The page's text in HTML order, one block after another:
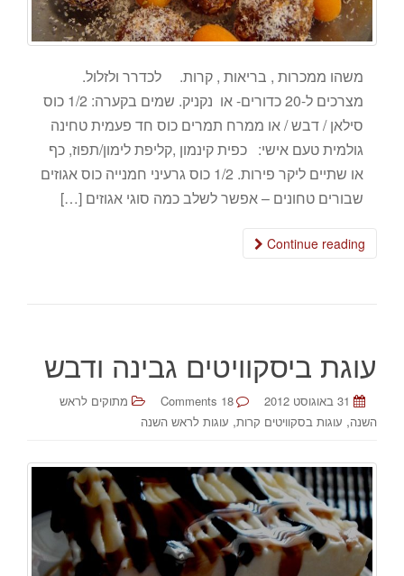
משהו ממכרות , בריאות , קרות. לכדרר ולזלול.
מצרכים ל-20 כדורים- או נקניק. שמים בקערה: 1/2 כוס
סילאן / דבש / או ממרח תמרים כוס חד פעמית טחינה
גולמית טעם אישי: כפית קינמון ,קליפת לימון/תפוז, כף
או שתיים ליקר פירות. 1/2 כוס גרעיני חמנייה כוס אגוזים
שבורים טחונים – אפשר לשלב כמה סוגי אגוזים […]
Continue reading
עוגת ביסקוויטים גבינה ודבש
31 באוגוסט 2012 18 Comments
מתוקים לראש
השנה, עוגות בסקוויטים קרות, עוגות לראש השנה